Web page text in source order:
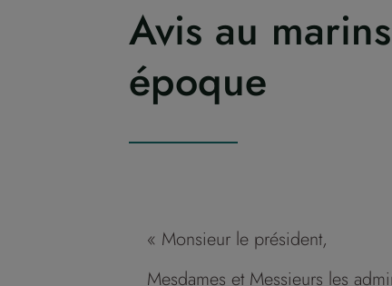
Avis au
époque
« Monsieur le président,
Mesdames et Messieurs les